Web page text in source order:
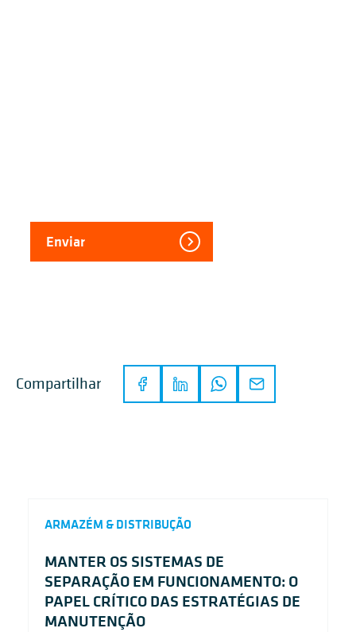
Enviar
Compartilhar
ARMAZÉM & DISTRIBUÇÃO
MANTER OS SISTEMAS DE
SEPARAÇÃO EM FUNCIONAMENTO: O
PAPEL CRÍTICO DAS ESTRATÉGIAS DE
MANUTENÇÃO